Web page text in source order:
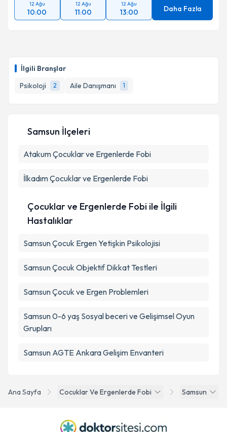
İlgili Branşlar
Psikoloji
2 Aile Danışmanı 1
12 Ağu
10:00
12 Ağu
11:00
12 Ağu
13:00 Daha Fazla
Ana Sayfa Cocuklar Ve Ergenlerde Fobi Samsun
Samsun İlçeleri
AtakumÇocuklar ve Ergenlerde Fobi
İlkadımÇocuklar ve Ergenlerde Fobi
Çocuklar ve Ergenlerde Fobi ile İlgili
Hastalıklar
Samsun Çocuk Ergen Yetişkin Psikolojisi
Samsun Çocuk Objektif Dikkat Testleri
Samsun Çocuk ve Ergen Problemleri
Samsun 0-6 yaş Sosyal beceri ve Gelişimsel Oyun
Grupları
Samsun AGTE Ankara Gelişim Envanteri